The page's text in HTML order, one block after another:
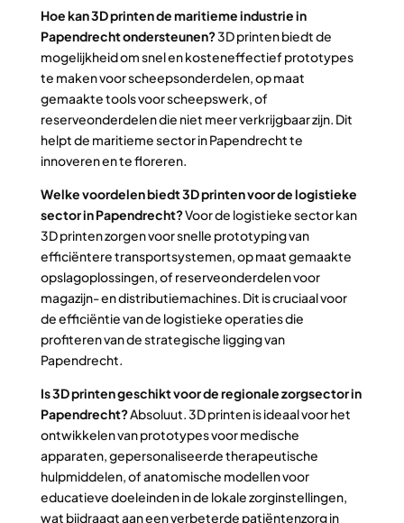
Hoe kan 3D printen de maritieme industrie in
Papendrecht ondersteunen?3D printen biedt de
mogelijkheid om snel en kosteneffectief prototypes
te maken voor scheepsonderdelen, op maat
gemaakte tools voor scheepswerk, of
reserveonderdelen die niet meer verkrijgbaar zijn. Dit
helpt de maritieme sector in Papendrecht te
innoveren en te floreren.
Welke voordelen biedt 3D printen voor de logistieke
sector in Papendrecht?Voor de logistieke sector kan
3D printen zorgen voor snelle prototyping van
efficiëntere transportsystemen, op maat gemaakte
opslagoplossingen, of reserveonderdelen voor
magazijn- en distributiemachines. Dit is cruciaal voor
de efficiëntie van de logistieke operaties die
profiteren van de strategische ligging van
Papendrecht.
Is 3D printen geschikt voor de regionale zorgsector in
Papendrecht?Absoluut. 3D printen is ideaal voor het
ontwikkelen van prototypes voor medische
apparaten, gepersonaliseerde therapeutische
hulpmiddelen, of anatomische modellen voor
educatieve doeleinden in de lokale zorginstellingen,
wat bijdraagt aan een verbeterde patiëntenzorg in